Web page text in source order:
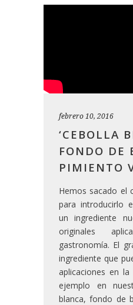
febrero 10, 2016
‘CEBOLLA
FONDO DE
PIMIENTO
Hemos sacado el
para introducirlo
un ingrediente
originales
gastronomía. El
ingrediente que
aplicaciones en
ejemplo en
blanca, fondo de